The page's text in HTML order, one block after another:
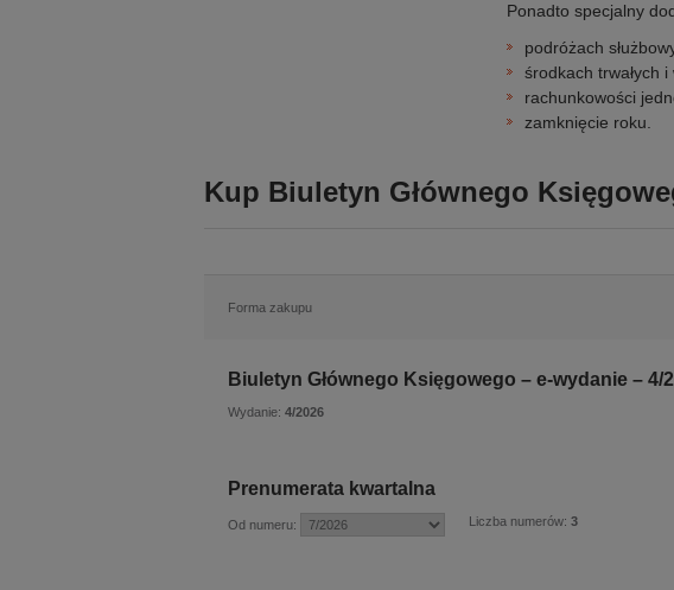
Ponadto specjalny
podróżach
środkach trwałych
rachunkowości
zamknięcie roku.
Kup Biuletyn Głównego
Forma zakupu
Biuletyn Głównego Księgowego – e-wydanie – 4/
Wydanie: 4/2026
Prenumerata kwartalna
Od numeru: Liczba numerów: 3